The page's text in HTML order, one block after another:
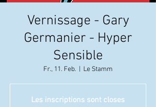
Vernissage - Gary
Germanier - Hyper
Sensible
Fr., 11. Feb. Le Stamm
Les inscriptions sont closes